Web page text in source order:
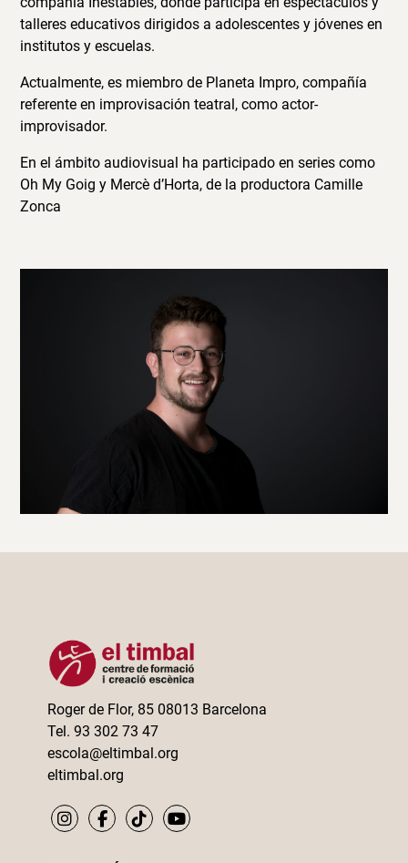
talleres educativos dirigidos a adolescentes y jóvenes en
institutos y escuelas.
Actualmente, es miembro de Planeta Impro, compañía
referente en improvisación teatral, como actor-
improvisador.
En el ámbito audiovisual ha participado en series como
Oh My Goig y Mercè d’Horta, de la productora Camille
Zonca
Roger de Flor, 85 08013 Barcelona
Tel. 93 302 73 47
escola@eltimbal.org
eltimbal.org